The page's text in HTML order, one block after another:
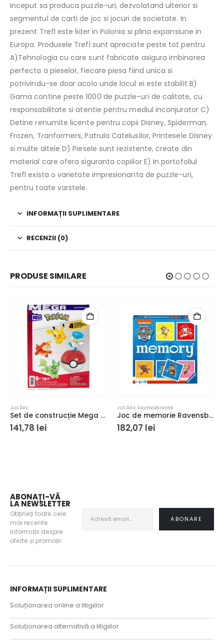
inceput sa produca puzzle-uri, dezvolatand ulterior si
segmentul de carti de joc si jocuri de societate. In
prezent Trefl este lider in Polonia si plina expansiune in
Europa. Produsele Trefl sunt apreciate peste tot pentru
A)Tehnologia cu care sunt fabricate asigura imbinarea
perfecta a pieselor, fiecare piesa fiind unica si
potrivindu-se doar acolo unde locul ei este stabilit B)
Gama contine peste 1000 de puzzle-uri de calitate, cu
responsabilitate si atentie pentru mediul inconjurator C)
Detine renumite licente pentru copii Disney, Spiderman,
Frozen, Tranformers, Patrula Catelusilor, Printesele Disney
si multe altele D) Piesele sunt rezistente, create din
material care ofera siguranta copiilor E) In portofoliul
Trefl exista o varietate impresionanta de puzzle-uri,
pentru toate varstele.
INFORMAȚII SUPLIMENTARE
RECENZII (0)
PRODUSE SIMILARE
JUCĂRII
Set de construcție Mega Pokémon
141,78 lei
JUCĂRII, RAVENSBURGER
Joc de memorie Ravensburger Memory Paw Patrol
182,07 lei
ABONAȚI-VĂ
LA NEWSLETTER
Obțineți toate cele
mai recente
informații despre
oferte și promoții.
INFORMAȚII SUPLIMENTARE
Soluționarea online a litigiilor
Soluționarea alternativă a litigiilor